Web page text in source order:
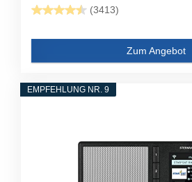
(3413)
Zum Angebot
EMPFEHLUNG NR. 9